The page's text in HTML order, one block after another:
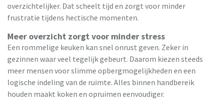
overzichtelijker. Dat scheelt tijd en zorgt voor minder
frustratie tijdens hectische momenten.
Meer overzicht zorgt voor minder stress
Een rommelige keuken kan snel onrust geven. Zeker in
gezinnen waar veel tegelijk gebeurt. Daarom kiezen steeds
meer mensen voor slimme opbergmogelijkheden en een
logische indeling van de ruimte. Alles binnen handbereik
houden maakt koken en opruimen eenvoudiger.